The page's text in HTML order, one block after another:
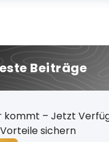
Beiträge
kommt – Jetzt
sichern